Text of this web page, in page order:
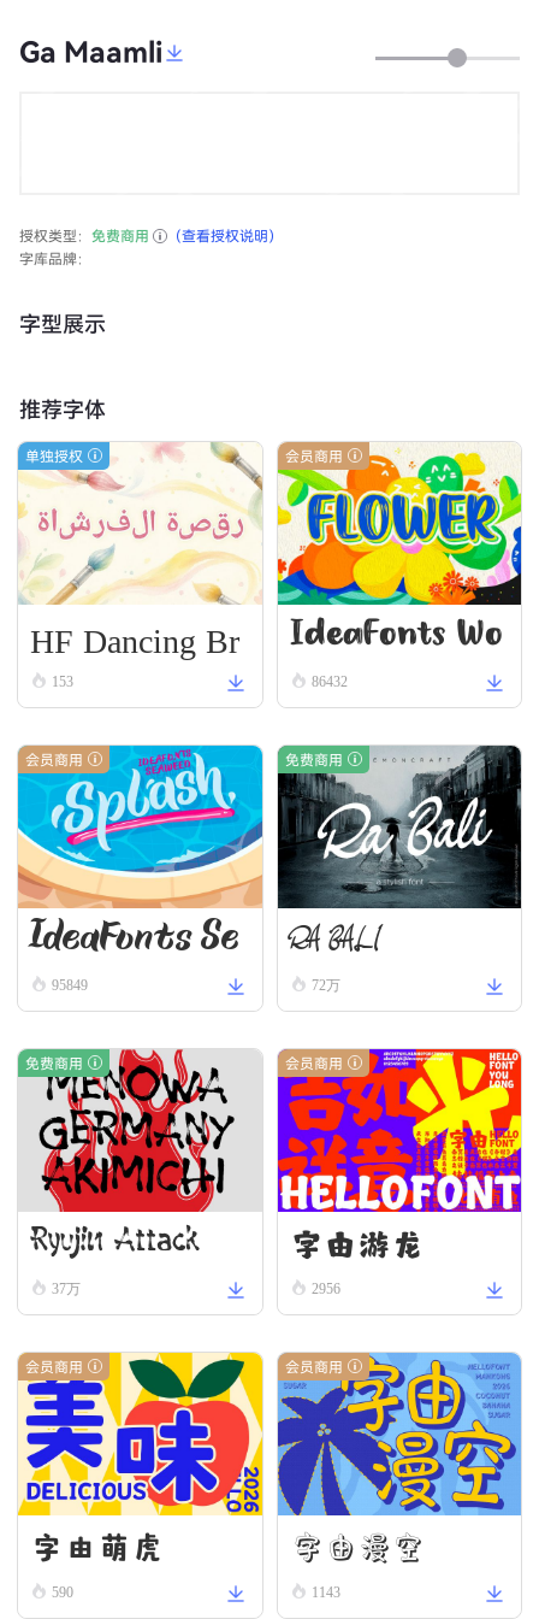
Ga Maamli
授权类型： 免费商用
（查看授权说明）
字库品牌：
字型展示
推荐字体
单独授权
HF Dancing Br
ush
153
会员商用
IdeaFonts Wo
odcut
86432
会员商用
IdeaFonts Se
aweed
95849
免费商用
RA BALI
72万
免费商用
Ryujin Attack
37万
会员商用
字由游龙
2956
会员商用
字由萌虎
590
会员商用
字由漫空
1143